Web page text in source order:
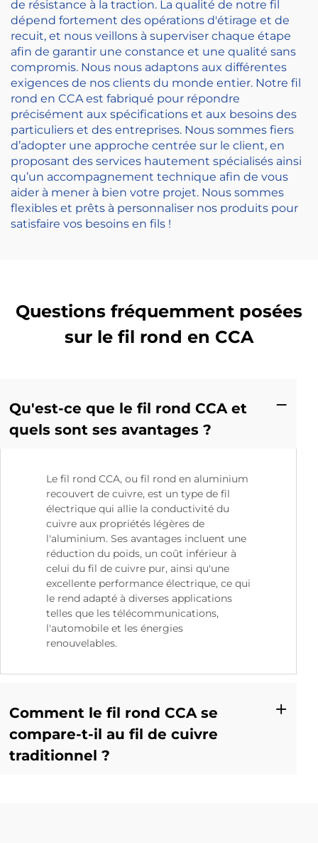
de résistance à la traction. La qualité de notre fil
dépend fortement des opérations d'étirage et de
recuit, et nous veillons à superviser chaque étape
afin de garantir une constance et une qualité sans
compromis. Nous nous adaptons aux différentes
exigences de nos clients du monde entier. Notre fil
rond en CCA est fabriqué pour répondre
précisément aux spécifications et aux besoins des
particuliers et des entreprises. Nous sommes fiers
d’adopter une approche centrée sur le client, en
proposant des services hautement spécialisés ainsi
qu’un accompagnement technique afin de vous
aider à mener à bien votre projet. Nous sommes
flexibles et prêts à personnaliser nos produits pour
satisfaire vos besoins en fils !
Questions fréquemment posées
sur le fil rond en CCA
Qu'est-ce que le fil rond CCA et
quels sont ses avantages ?
Le fil rond CCA, ou fil rond en aluminium
recouvert de cuivre, est un type de fil
électrique qui allie la conductivité du
cuivre aux propriétés légères de
l'aluminium. Ses avantages incluent une
réduction du poids, un coût inférieur à
celui du fil de cuivre pur, ainsi qu'une
excellente performance électrique, ce qui
le rend adapté à diverses applications
telles que les télécommunications,
l'automobile et les énergies
renouvelables.
Comment le fil rond CCA se
compare-t-il au fil de cuivre
traditionnel ?